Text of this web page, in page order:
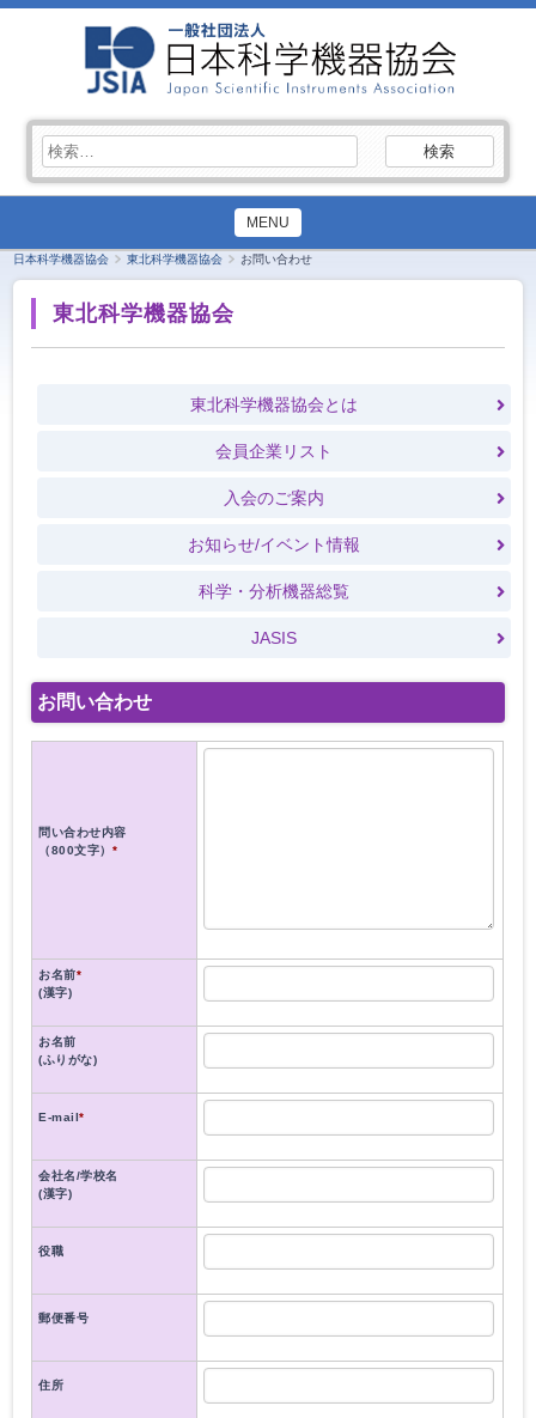
索:
MENU
日本科学機器協会 東北科学機器協会 お問い合わせ
東北科学機器協会
東北科学機器協会とは
会員企業リスト
入会のご案内
お知らせ/イベント情報
科学・分析機器総覧
JASIS
お問い合わせ
問い合わせ内容
（800文字） *
お名前*
(漢字)
お名前
(ふりがな)
E-mail*
会社名/学校名
(漢字)
役職
郵便番号
住所